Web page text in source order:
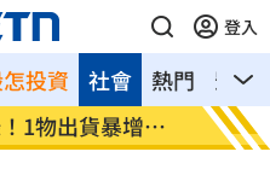
登入
投資 熱門 影音
社會
1物出貨暴增
遭小
擊